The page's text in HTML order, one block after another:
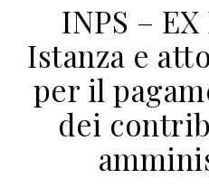
INPS – EX
Istanza e
per il
dei